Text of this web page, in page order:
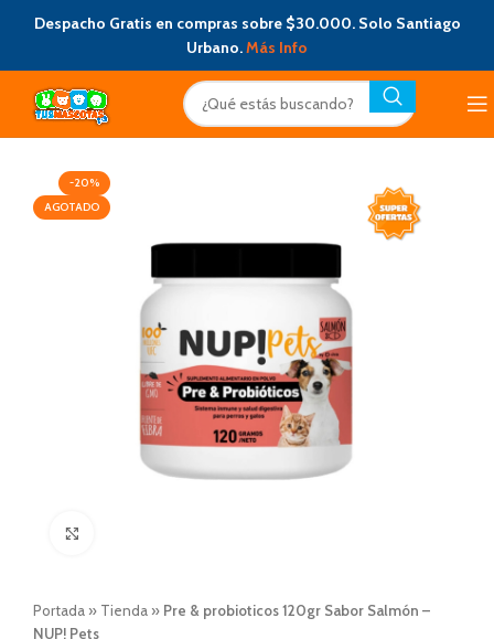
Despacho Gratis en compras sobre $30.000. Solo Santiago
Urbano.Más Info
-20%
AGOTADO
Portada » Tienda » Pre & probioticos 120gr Sabor Salmón –
NUP! Pets